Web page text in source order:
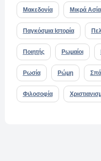
Μακεδονία Μικρά Ασία
Παγκόσμια Ιστορία
Ποιητής Ρωμαίοι
Ρωσία Ρώμη
Φιλοσοφία